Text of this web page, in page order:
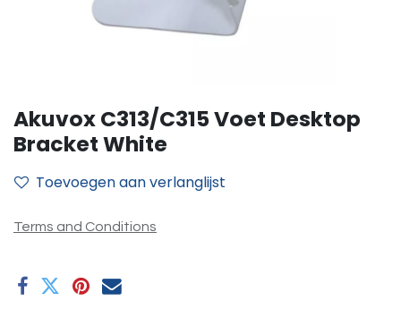
Akuvox C313/C315 Voet Desktop
Bracket White
Toevoegen aan verlanglijst
Terms and Conditions